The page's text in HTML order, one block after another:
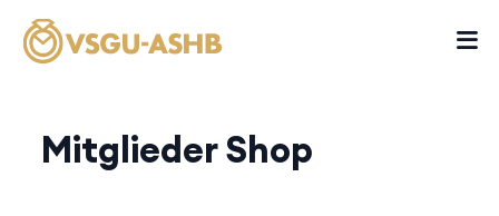
Mitglieder Shop